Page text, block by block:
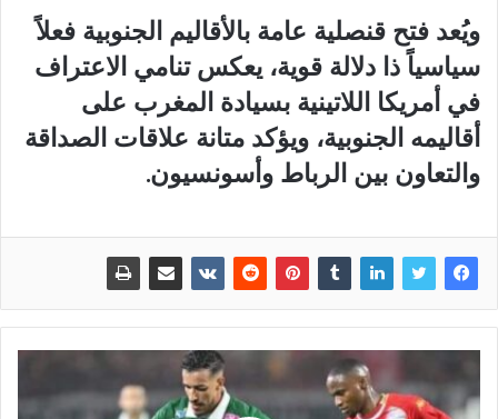
ويُعد فتح قنصلية عامة بالأقاليم الجنوبية فعلاً
سياسياً ذا دلالة قوية، يعكس تنامي الاعتراف
في أمريكا اللاتينية بسيادة المغرب على
أقاليمه الجنوبية، ويؤكد متانة علاقات الصداقة
والتعاون بين الرباط وأسونسيون.